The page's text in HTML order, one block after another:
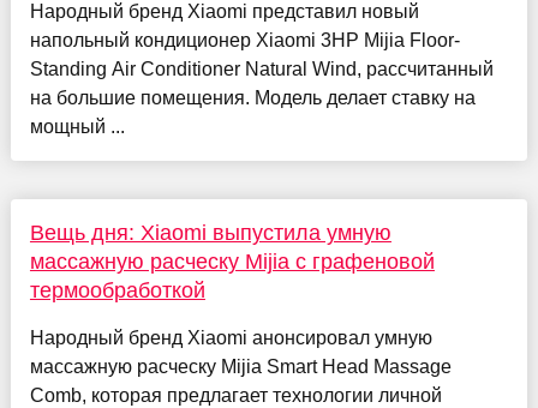
Народный бренд Xiaomi представил новый
напольный кондиционер Xiaomi 3HP Mijia Floor-
Standing Air Conditioner Natural Wind, рассчитанный
на большие помещения. Модель делает ставку на
мощный ...
Вещь дня: Xiaomi выпустила умную
массажную расческу Mijia с графеновой
термообработкой
Народный бренд Xiaomi анонсировал умную
массажную расческу Mijia Smart Head Massage
Comb, которая предлагает технологии личной